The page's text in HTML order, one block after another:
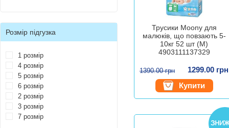
Розмір підгузка
1 розмір
4 розмір
5 розмір
6 розмір
2 розмір
3 розмір
7 розмір
Трусики Moony для
малюків, що повзають 5-
10кг 52 шт (M)
4903111137329
1390.00 грн
1299.00 грн
Купити